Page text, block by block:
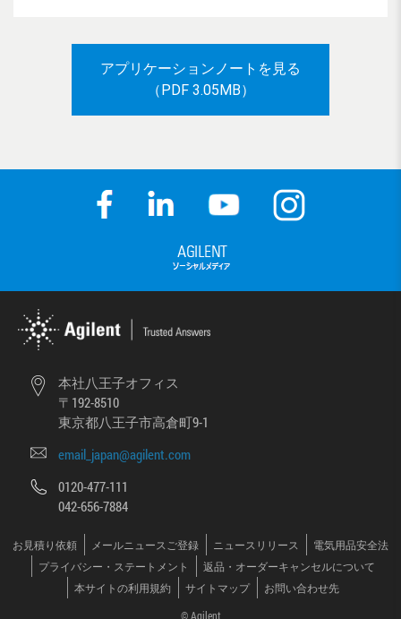
アプリケーションノートを見る
（PDF 3.05MB）
本社八王子オフィス
〒192-8510
東京都八王子市高倉町9-1
email_japan@agilent.com
0120-477-111
042-656-7884
お見積り依頼 メールニュースご登録 ニュースリリース
電気用品安全法
プライバシー・ステートメント
返品・オーダーキャンセルについて
本サイトの利用規約
サイトマップ
お問い合わせ先
© Agilent